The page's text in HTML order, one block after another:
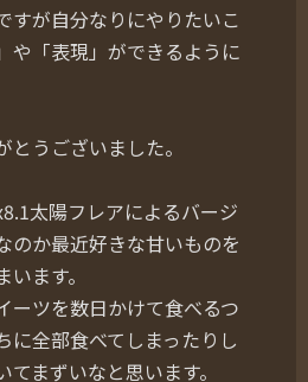
すが自分なりにやりたいこ
や「表現」ができるように
うございました。
太陽フレアによるバージ
のか最近好きな甘いものを
ます。
ーツを数日かけて食べるつ
に全部食べてしまったりし
まずいなと思います。